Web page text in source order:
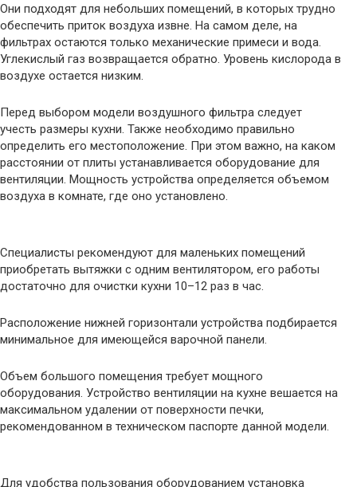
Они подходят для небольших помещений, в которых трудно
обеспечить приток воздуха извне. На самом деле, на
фильтрах остаются только механические примеси и вода.
Углекислый газ возвращается обратно. Уровень кислорода в
воздухе остается низким.
Перед выбором модели воздушного фильтра следует
учесть размеры кухни. Также необходимо правильно
определить его местоположение. При этом важно, на каком
расстоянии от плиты устанавливается оборудование для
вентиляции. Мощность устройства определяется объемом
воздуха в комнате, где оно установлено.
Специалисты рекомендуют для маленьких помещений
приобретать вытяжки с одним вентилятором, его работы
достаточно для очистки кухни 10–12 раз в час.
Расположение нижней горизонтали устройства подбирается
минимальное для имеющейся варочной панели.
Объем большого помещения требует мощного
оборудования. Устройство вентиляции на кухне вешается на
максимальном удалении от поверхности печки,
рекомендованном в техническом паспорте данной модели.
Для удобства пользования оборудованием установка